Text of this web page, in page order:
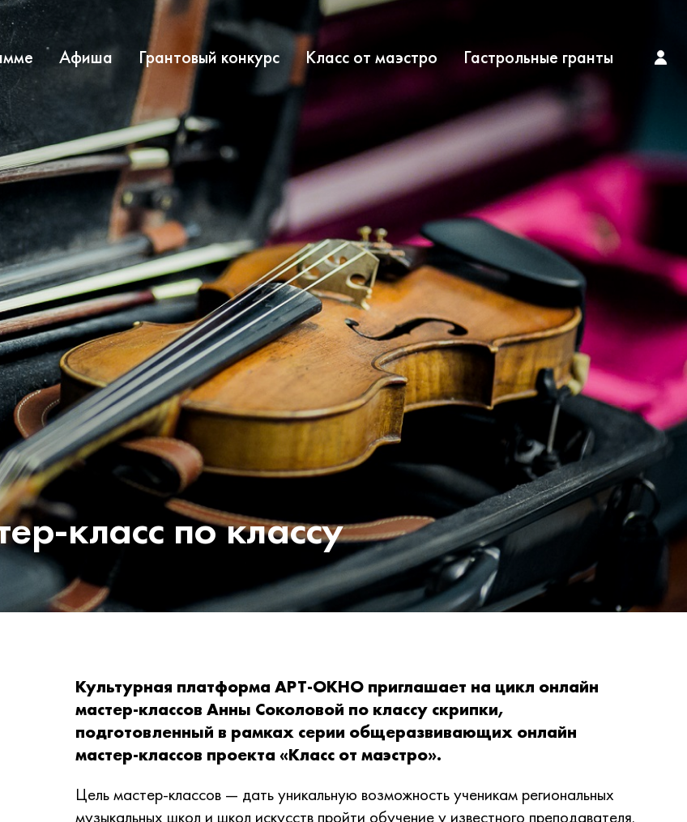
Афиша Грантовый конкурс Класс от маэстро Гастрольные гранты
класс по классу
Культурная платформа АРТ-ОКНО приглашает на цикл онлайн
мастер-классов Анны Соколовой по классу скрипки,
подготовленный в рамках серии общеразвивающих онлайн
мастер-классов проекта «Класс от маэстро».
Цель мастер-классов — дать уникальную возможность ученикам региональных
музыкальных школ и школ искусств пройти обучение у известного преподавателя.